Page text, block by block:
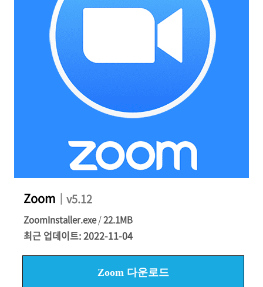
Zoom ｜v5.12
ZoomInstaller.exe/22.1MB
최근 업데이트: 2022-11-04
Zoom 다운로드